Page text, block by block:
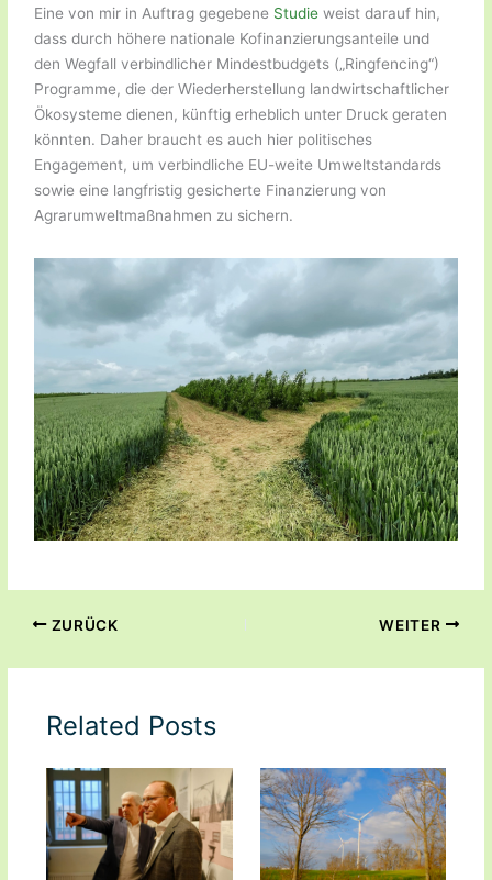
Eine von mir in Auftrag gegebene Studie weist darauf hin,
dass durch höhere nationale Kofinanzierungsanteile und
den Wegfall verbindlicher Mindestbudgets („Ringfencing“)
Programme, die der Wiederherstellung landwirtschaftlicher
Ökosysteme dienen, künftig erheblich unter Druck geraten
könnten. Daher braucht es auch hier politisches
Engagement, um verbindliche EU-weite Umweltstandards
sowie eine langfristig gesicherte Finanzierung von
Agrarumweltmaßnahmen zu sichern.
ZURÜCK WEITER
Related Posts